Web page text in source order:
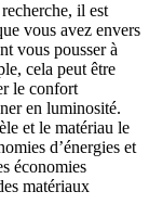
il est
vous avez envers
vous pousser à
cela peut être
le confort
en luminosité.
et le matériau le
d’énergies et
économies
matériaux